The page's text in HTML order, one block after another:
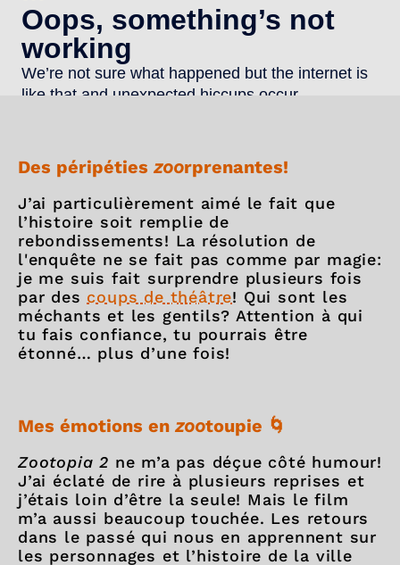
Des péripéties zoorprenantes!
J’ai particulièrement aimé le fait que
l’histoire soit remplie de
rebondissements! La résolution de
l'enquête ne se fait pas comme par magie:
je me suis fait surprendre plusieurs fois
par des coups de théâtre! Qui sont les
méchants et les gentils? Attention à qui
tu fais confiance, tu pourrais être
étonné… plus d’une fois!
Mes émotions en zootoupie 🌀
Zootopia 2 ne m’a pas déçue côté humour!
J’ai éclaté de rire à plusieurs reprises et
j’étais loin d’être la seule! Mais le film
m’a aussi beaucoup touchée. Les retours
dans le passé qui nous en apprennent sur
les personnages et l’histoire de la ville